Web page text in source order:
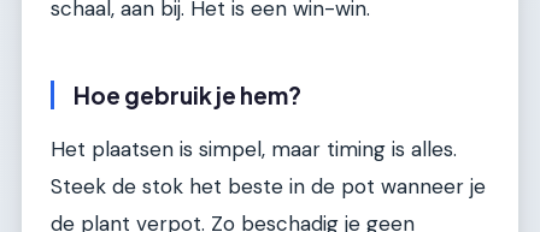
schaal, aan bij. Het is een win-win.
Hoe gebruik je hem?
Het plaatsen is simpel, maar timing is alles.
Steek de stok het beste in de pot wanneer je
de plant verpot. Zo beschadig je geen